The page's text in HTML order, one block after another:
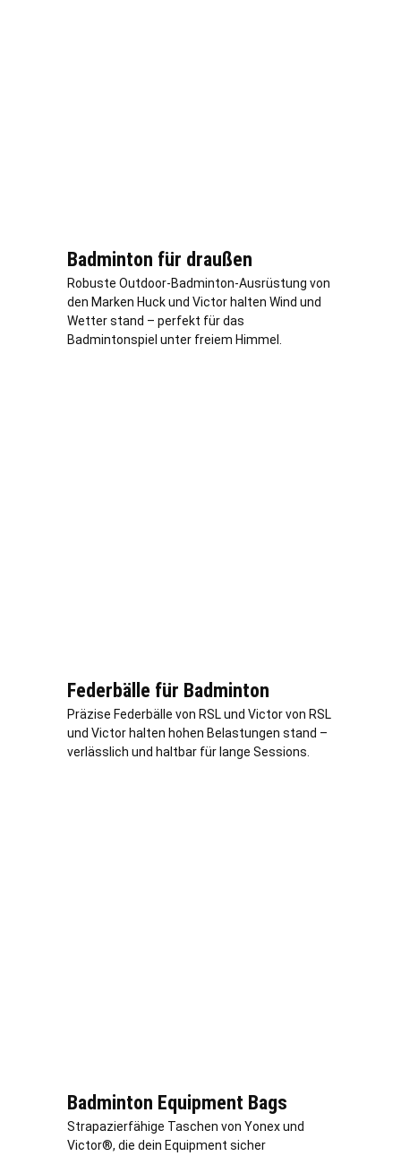
Badminton für draußen
Robuste Outdoor-Badminton-Ausrüstung von
den Marken Huck und Victor halten Wind und
Wetter stand – perfekt für das
Badmintonspiel unter freiem Himmel.
Federbälle für Badminton
Präzise Federbälle von RSL und Victor von RSL
und Victor halten hohen Belastungen stand –
verlässlich und haltbar für lange Sessions.
Badminton Equipment Bags
Strapazierfähige Taschen von Yonex und
Victor®, die dein Equipment sicher